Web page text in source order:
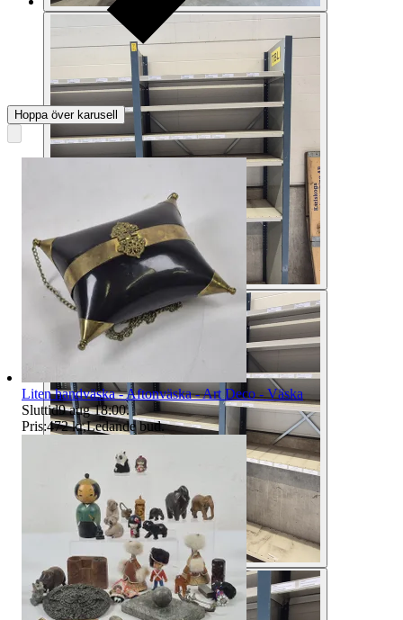
Hoppa över karusell
Liten handväska - Aftonväska - Art Deco - Väska
Sluttid9 aug 18:00.
Pris:472 kr,Ledande bud.